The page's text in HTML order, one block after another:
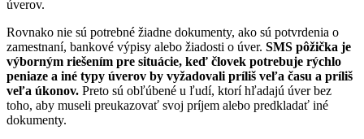
úverov.
Rovnako nie sú potrebné žiadne dokumenty, ako sú potvrdenia o
zamestnaní, bankové výpisy alebo žiadosti o úver. SMS pôžička je
výborným riešením pre situácie, keď človek potrebuje rýchlo
peniaze a iné typy úverov by vyžadovali príliš veľa času a príliš
veľa úkonov. Preto sú obľúbené u ľudí, ktorí hľadajú úver bez
toho, aby museli preukazovať svoj príjem alebo predkladať iné
dokumenty.